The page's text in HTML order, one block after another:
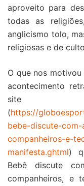
aproveito para
todas as
anglicismo tolo,
religiosas e de
O que nos
acontecimento
site
(https://
bebe-discute-
companheiros-e-
manifesta.ghtml)
Bebê discute
companheiros, e